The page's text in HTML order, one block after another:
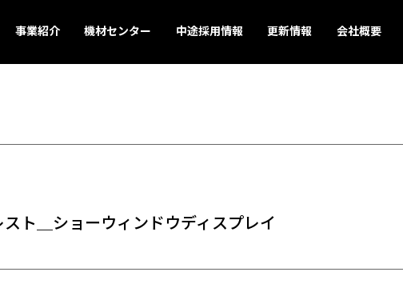
事業紹介 機材センター 中途採用情報 更新情報 会社概要
更新情報
ト＿ショーウィンドウディスプレイ